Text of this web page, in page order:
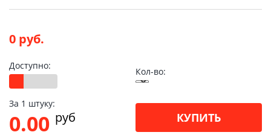
0 руб.
Доступно:
Кол-во:
За 1 штуку:
0.00 pуб КУПИТЬ